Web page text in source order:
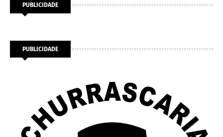
PUBLICIDADE
PUBLICIDADE